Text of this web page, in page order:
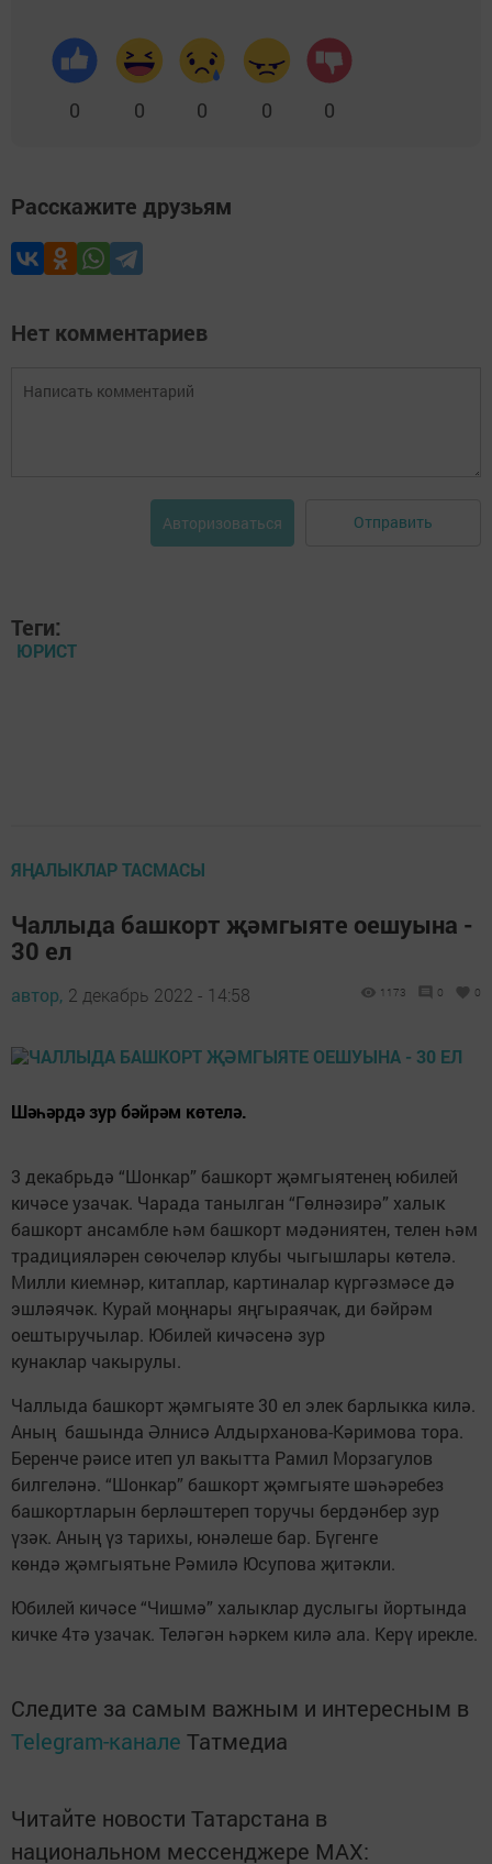
0 0 0 0 0
Расскажите друзьям
Нет комментариев
Авторизоваться Отправить
Теги:
ЮРИСТ
ЯҢАЛЫКЛАР ТАСМАСЫ
Чаллыда башкорт җәмгыяте оешуына -
30 ел
автор, 2 декабрь 2022 - 14:58 1173 0 0
Шәһәрдә зур бәйрәм көтелә.
3 декабрьдә “Шонкар” башкорт җәмгыятенең юбилей
кичәсе узачак. Чарада танылган “Гөлнәзирә” халык
башкорт ансамбле һәм башкорт мәдәниятен, телен һәм
традицияләрен сөючеләр клубы чыгышлары көтелә.
Милли киемнәр, китаплар, картиналар күргәзмәсе дә
эшләячәк. Курай моңнары яңгыраячак, ди бәйрәм
оештыручылар. Юбилей кичәсенә зур
кунаклар чакырулы.
Чаллыда башкорт җәмгыяте 30 ел элек барлыкка килә.
Аның башында Әлнисә Алдырханова-Кәримова тора.
Беренче рәисе итеп ул вакытта Рамил Морзагулов
билгеләнә. “Шонкар” башкорт җәмгыяте шәһәребез
башкортларын берләштереп торучы бердәнбер зур
үзәк. Аның үз тарихы, юнәлеше бар. Бүгенге
көндә җәмгыятьне Рәмилә Юсупова җитәкли.
Юбилей кичәсе “Чишмә” халыклар дуслыгы йортында
кичке 4тә узачак. Теләгән һәркем килә ала. Керү ирекле.
Следите за самым важным и интересным в
Telegram-канале Татмедиа
Читайте новости Татарстана в
национальном мессенджере MАХ: